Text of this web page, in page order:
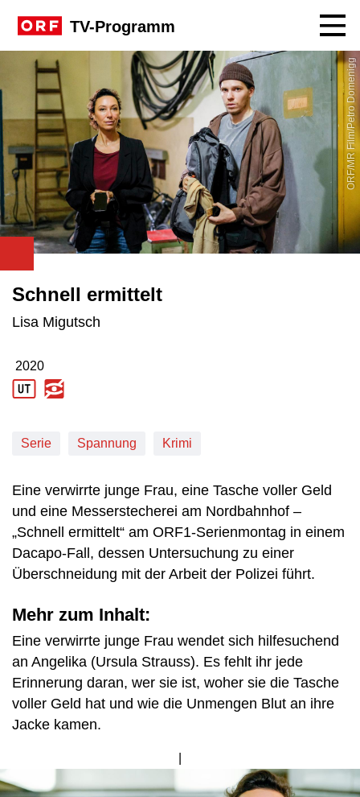
TV-Programm
ORF/MR Film/Petro Domenigg
Schnell ermittelt
Lisa Migutsch
Produktionsjahr: 2020
2020
Serie Spannung Krimi
Eine verwirrte junge Frau, eine Tasche voller Geld
und eine Messerstecherei am Nordbahnhof –
„Schnell ermittelt“ am ORF1-Serienmontag in einem
Dacapo-Fall, dessen Untersuchung zu einer
Überschneidung mit der Arbeit der Polizei führt.
Mehr zum Inhalt:
Eine verwirrte junge Frau wendet sich hilfesuchend
an Angelika (Ursula Strauss). Es fehlt ihr jede
Erinnerung daran, wer sie ist, woher sie die Tasche
voller Geld hat und wie die Unmengen Blut an ihre
Jacke kamen.
Bild